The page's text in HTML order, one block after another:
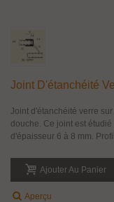
Joint D'étanchéité
Joint d'étanchéité verre
douche. Ce joint est
d'épaisseur 6 à 8 mm.
Ajouter Au Panier
Aperçu